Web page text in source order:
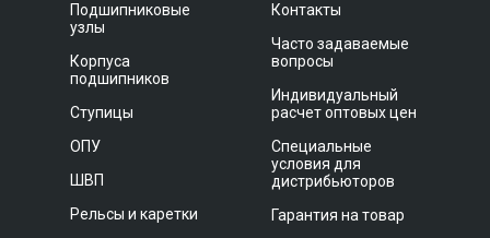
Подшипниковые
узлы
Корпуса
подшипников
Ступицы
ОПУ
ШВП
Рельсы и каретки
Контакты
Часто задаваемые
вопросы
Индивидуальный
расчет оптовых цен
Специальные
условия для
дистрибьюторов
Гарантия на товар